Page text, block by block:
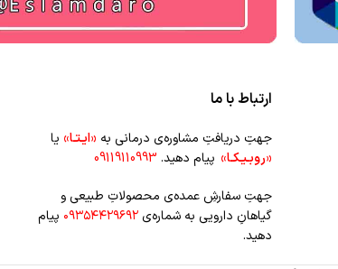
ارتباط با ما
جهتِ دریافتِ مشاوره‌ی درمانی به «ایـتـا» یا
«روبـیـکـا» پیام دهید. 09119110993
جهتِ سفارشِ عمده‌‌ی محصولاتِ طبیعی و
گیاهانِ دارویی به شماره‌ی۰۹۳۵۴۴۲۹۶۹۲ پیام
دهید.